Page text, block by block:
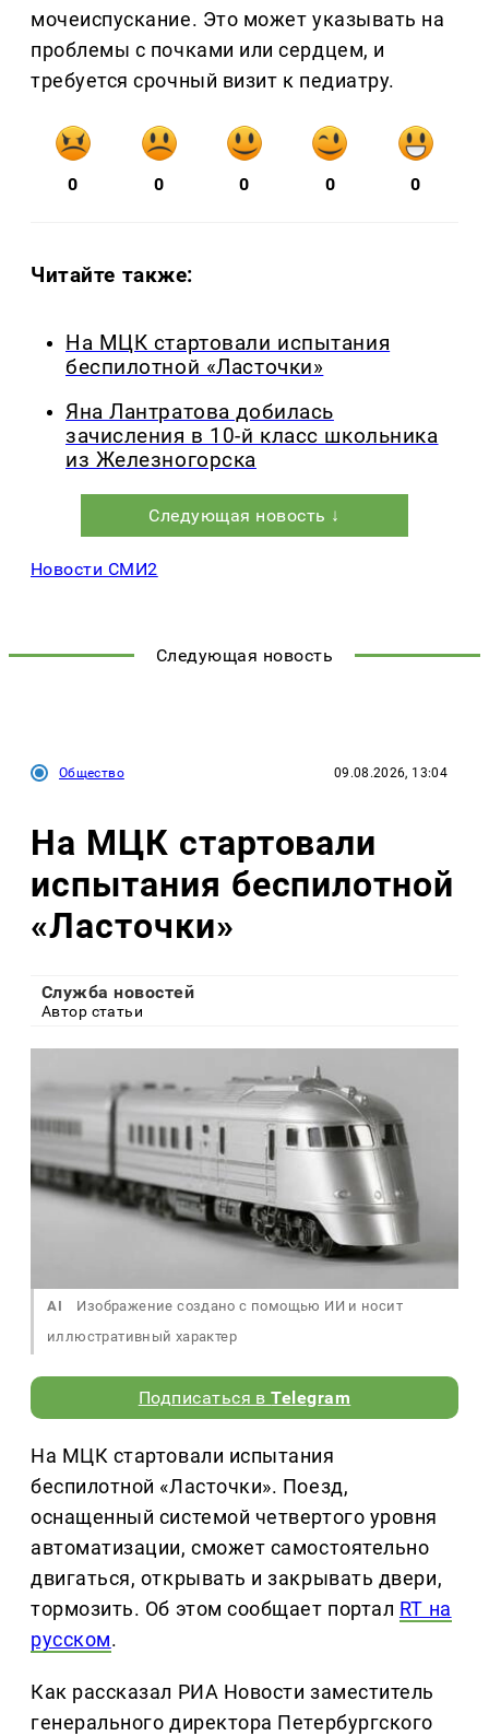
мочеиспускание. Это может указывать на
проблемы с почками или сердцем, и
требуется срочный визит к педиатру.
0 0 0 0 0
Читайте также:
На МЦК стартовали испытания
беспилотной «Ласточки»
Яна Лантратова добилась
зачисления в 10-й класс школьника
из Железногорска
Следующая новость ↓
Новости СМИ2
Следующая новость
Общество 09.08.2026, 13:04
На МЦК стартовали
испытания беспилотной
«Ласточки»
Служба новостей
Автор статьи
AI
Изображение создано с помощью ИИ и носит
иллюстративный характер
Подписаться вTelegram
На МЦК стартовали испытания
беспилотной «Ласточки». Поезд,
оснащенный системой четвертого уровня
автоматизации, сможет самостоятельно
двигаться, открывать и закрывать двери,
тормозить. Об этом сообщает портал RT на
русском.
Как рассказал РИА Новости заместитель
генерального директора Петербургского